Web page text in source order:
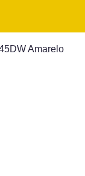
Amarelo